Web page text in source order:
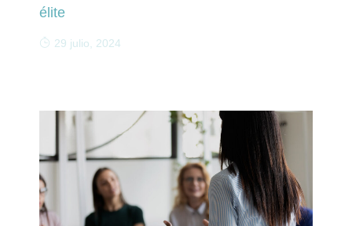
élite
29 julio, 2024